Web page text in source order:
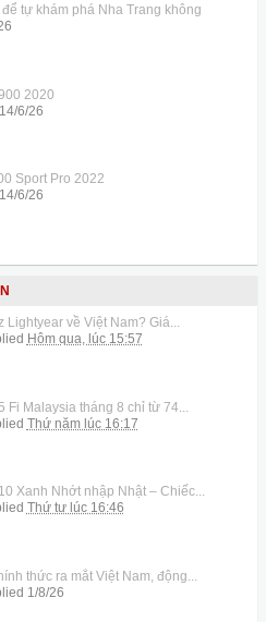
tự khám phá Nha Trang không
2020
14/6/26
Sport Pro 2022
14/6/26
Lightyear về Việt Nam? Giá...
Hôm qua, lúc 15:57
Malaysia tháng 8 chỉ từ 74...
Thứ năm lúc 16:17
Xanh Nhớt nhập Nhật – Chiếc...
Thứ tư lúc 16:46
thức ra mắt Việt Nam, động...
1/8/26